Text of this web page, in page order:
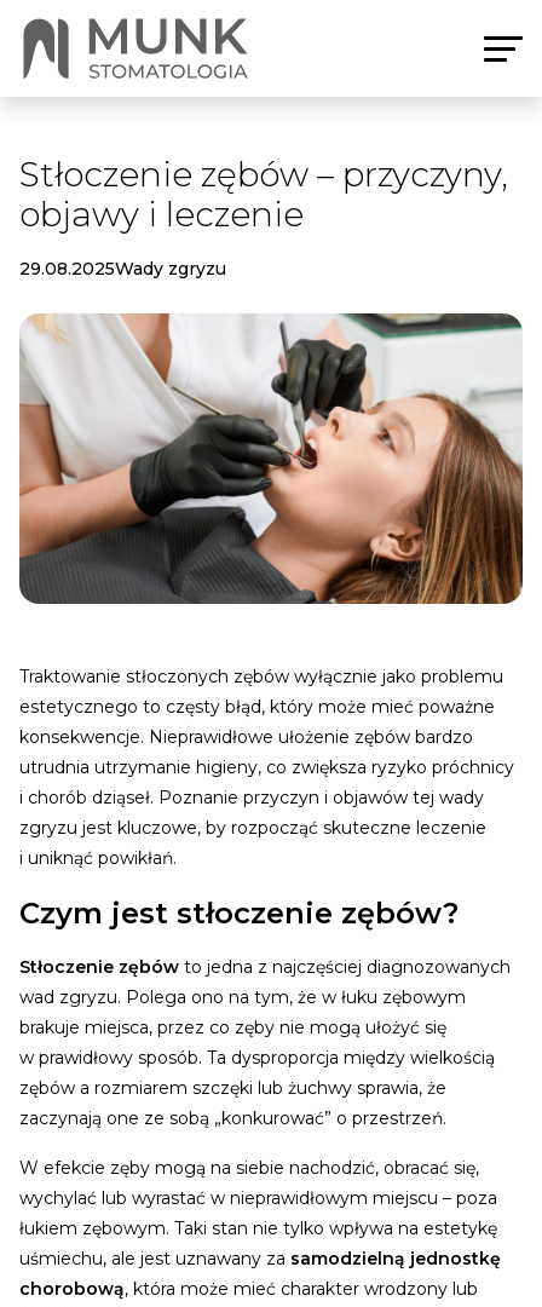
Stłoczenie zębów – przyczyny,
objawy i leczenie
29.08.2025Wady zgryzu
Traktowanie stłoczonych zębów wyłącznie jako problemu
estetycznego to częsty błąd, który może mieć poważne
konsekwencje. Nieprawidłowe ułożenie zębów bardzo
utrudnia utrzymanie higieny, co zwiększa ryzyko próchnicy
i chorób dziąseł. Poznanie przyczyn i objawów tej wady
zgryzu jest kluczowe, by rozpocząć skuteczne leczenie
i uniknąć powikłań.
Czym jest stłoczenie zębów?
Stłoczenie zębów to jedna z najczęściej diagnozowanych
wad zgryzu. Polega ono na tym, że w łuku zębowym
brakuje miejsca, przez co zęby nie mogą ułożyć się
w prawidłowy sposób. Ta dysproporcja między wielkością
zębów a rozmiarem szczęki lub żuchwy sprawia, że
zaczynają one ze sobą „konkurować” o przestrzeń.
W efekcie zęby mogą na siebie nachodzić, obracać się,
wychylać lub wyrastać w nieprawidłowym miejscu – poza
łukiem zębowym. Taki stan nie tylko wpływa na estetykę
uśmiechu, ale jest uznawany za samodzielną jednostkę
chorobową, która może mieć charakter wrodzony lub